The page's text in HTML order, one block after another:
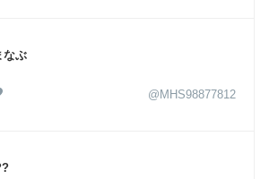
なぶ
@MHS98877812